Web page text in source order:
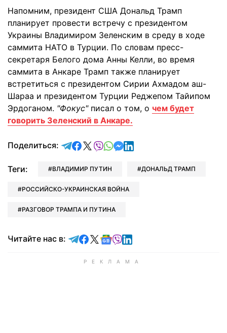
Напомним, президент США Дональд Трамп
планирует провести встречу с президентом
Украины Владимиром Зеленским в среду в ходе
саммита НАТО в Турции. По словам пресс-
секретаря Белого дома Анны Келли, во время
саммита в Анкаре Трамп также планирует
встретиться с президентом Сирии Ахмадом аш-
Шараа и президентом Турции Реджепом Тайипом
Эрдоганом. "Фокус"писал о том, о чем будет
говорить Зеленский в Анкаре.
Поделиться: отправить в Telegram
поделиться в Facebook
поделиться в X
отправить в Viber
отправить в Whatsapp
отправить в Messenger
отправить в LinkedIn
Теги: ВЛАДИМИР ПУТИН ДОНАЛЬД ТРАМП
РОССИЙСКО-УКРАИНСКАЯ ВОЙНА
РАЗГОВОР ТРАМПА И ПУТИНА
Читайте нас в: Читайте в Telegram
Читайте в Facebook
Читайте в X
Читайте в Google news
Читайте в Viber
Читайте в LinkedIn